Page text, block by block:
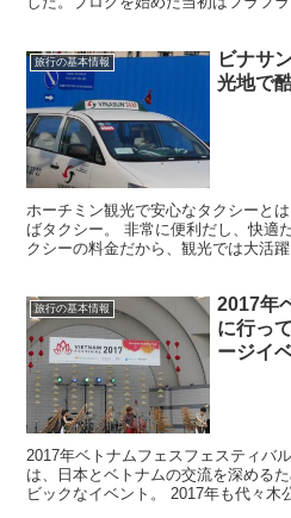
旅行の基本情報
ビナサ
光地で
ホーチミン観光で安心なタクシーと
ばタクシー。 非常に便利だし、快適
クシーの料金だから、観光では大活
旅行の基本情報
2017年
に行っ
ージイ
2017年ベトナムフェスフェスティバ
は、日本とベトナムの交流を深める
ビックなイベント。 2017年も代々木